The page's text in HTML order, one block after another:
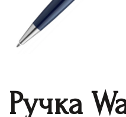
Ручка